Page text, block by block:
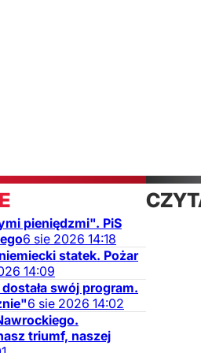
pieniędzmi". PiS
6 sie 2026 14:18
statek. Pożar
14:09
swój program.
6 sie 2026 14:02
triumf, naszej